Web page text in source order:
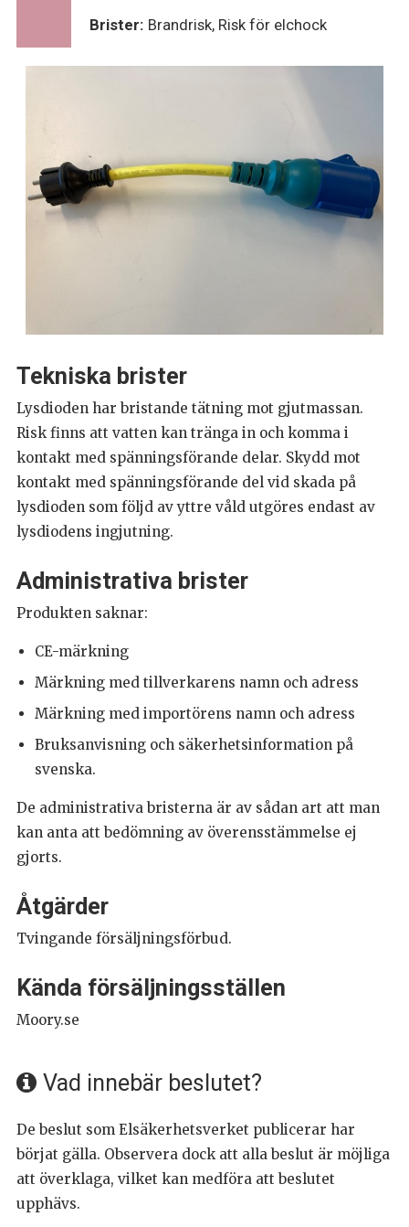
Brister: Brandrisk, Risk för elchock
Tekniska brister
Lysdioden har bristande tätning mot gjutmassan.
Risk finns att vatten kan tränga in och komma i
kontakt med spänningsförande delar. Skydd mot
kontakt med spänningsförande del vid skada på
lysdioden som följd av yttre våld utgöres endast av
lysdiodens ingjutning.
Administrativa brister
Produkten saknar:
CE-märkning
Märkning med tillverkarens namn och adress
Märkning med importörens namn och adress
Bruksanvisning och säkerhetsinformation på
svenska.
De administrativa bristerna är av sådan art att man
kan anta att bedömning av överensstämmelse ej
gjorts.
Åtgärder
Tvingande försäljningsförbud.
Kända försäljningsställen
Moory.se
Vad innebär beslutet?
De beslut som Elsäkerhetsverket publicerar har
börjat gälla. Observera dock att alla beslut är möjliga
att överklaga, vilket kan medföra att beslutet
upphävs.